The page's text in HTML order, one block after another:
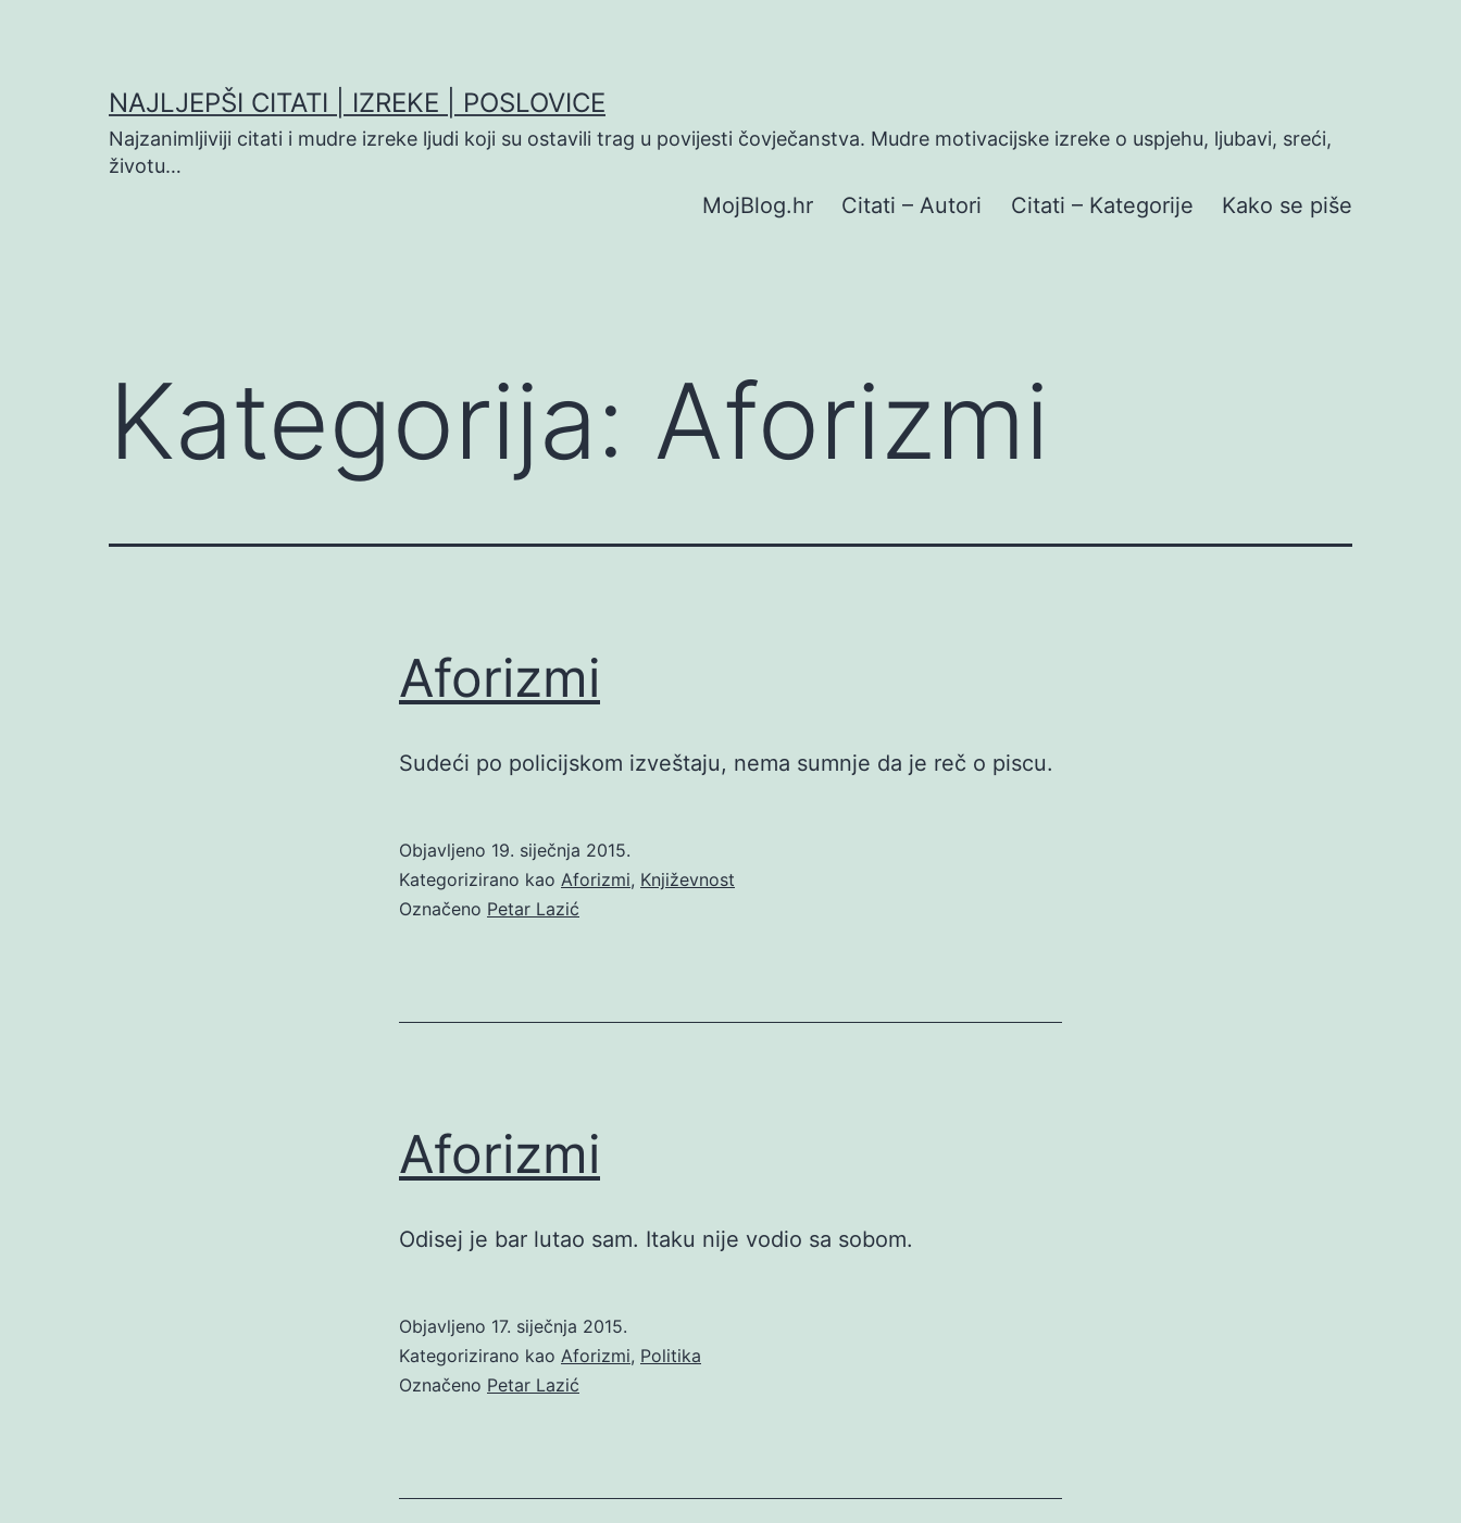
NAJLJEPŠI CITATI | IZREKE | POSLOVICE
Najzanimljiviji citati i mudre izreke ljudi koji su ostavili trag u povijesti čovječanstva. Mudre motivacijske izreke o uspjehu, ljubavi, sreći,
životu…
MojBlog.hr Citati – Autori Citati – Kategorije Kako se piše
Kategorija: Aforizmi
Aforizmi
Sudeći po policijskom izveštaju, nema sumnje da je reč o piscu.
Objavljeno 19. siječnja 2015.
Kategorizirano kao Aforizmi, Književnost
Označeno Petar Lazić
Aforizmi
Odisej je bar lutao sam. Itaku nije vodio sa sobom.
Objavljeno 17. siječnja 2015.
Kategorizirano kao Aforizmi, Politika
Označeno Petar Lazić